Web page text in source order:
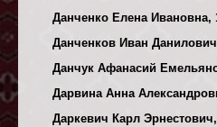
Данченко Елена Ивановна,
Данченков Иван
Данчук Афанасий
Дарвина Анна
Даркевич Карл Эрнестович,